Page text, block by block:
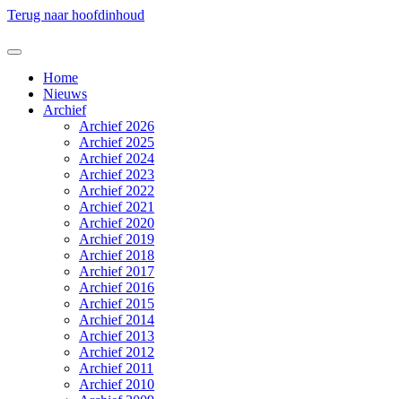
Terug naar hoofdinhoud
Home
Nieuws
Archief
Archief 2026
Archief 2025
Archief 2024
Archief 2023
Archief 2022
Archief 2021
Archief 2020
Archief 2019
Archief 2018
Archief 2017
Archief 2016
Archief 2015
Archief 2014
Archief 2013
Archief 2012
Archief 2011
Archief 2010